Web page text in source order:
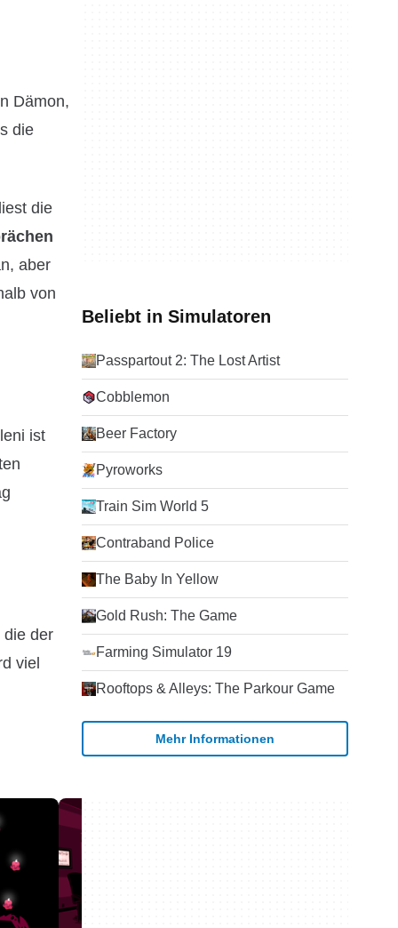
Dämon,
die
die
aber
von
ist
die der
viel
Beliebt in Simulatoren
Passpartout 2: The Lost Artist
Cobblemon
Beer Factory
Pyroworks
Train Sim World 5
Contraband Police
The Baby In Yellow
Gold Rush: The Game
Farming Simulator 19
Rooftops & Alleys: The Parkour Game
Mehr Informationen